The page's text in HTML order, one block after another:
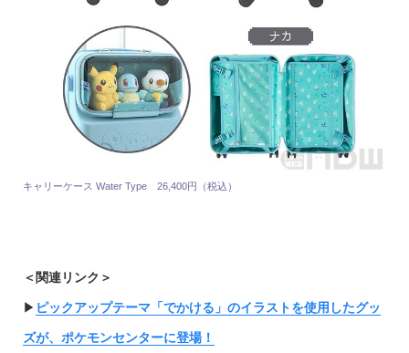
キャリーケース Water Type 26,400円（税込）
＜関連リンク＞
▶︎ ピックアップテーマ「でかける」のイラストを使用したグッ
ズが、ポケモンセンターに登場！